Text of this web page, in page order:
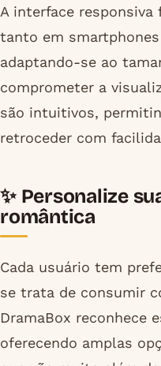
A interface
tanto em
adaptando-se ao
comprometer a
são intuitivos,
retroceder com
✨ Personalize
romântica
Cada usuário tem
se trata de consumir
DramaBox reconhece
oferecendo amplas